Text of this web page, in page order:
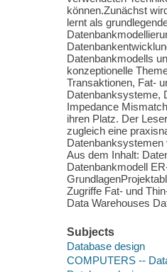
können.Zunächst
lernt als
Datenbankmodells
konzeptionelle
Transaktionen, Fat-
Datenbanksysteme,
Impedance
ihren Platz. Der
zugleich eine
Datenbanksystemen
Aus dem Inhalt:
Datenbankmodell
Zugriffe Fat- und
Data Warehouses
Subjects
Database design
COMPUTERS --